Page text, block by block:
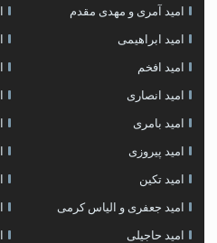
امید آمری و مهدی مقدم
امید ابراهیمی
امید افخم
امید انصاری
امید بامری
امید پیروزی
امید تکین
امید جعفری و الیاس کرمی
امید حاجیلی